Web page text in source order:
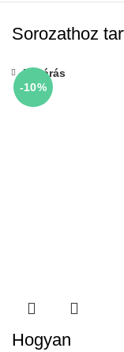
Sorozathoz
-10%
Bezárás
Hogyan